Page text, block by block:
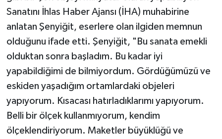
Sanatını İhlas Haber Ajansı (İHA) muhabirine
anlatan Şenyiğit, eserlere olan ilgiden memnun
olduğunu ifade etti. Şenyiğit, "Bu sanata emekli
olduktan sonra başladım. Bu kadar iyi
yapabildiğimi de bilmiyordum. Gördüğümüzü ve
eskiden yaşadığım ortamlardaki objeleri
yapıyorum. Kısacası hatırladıklarımı yapıyorum.
Belli bir ölçek kullanmıyorum, kendim
ölçeklendiriyorum. Maketler büyüklüğü ve